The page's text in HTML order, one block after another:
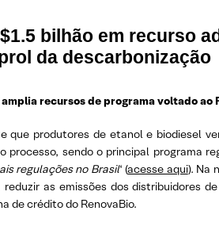
bilhão em recurso
da descarbonização
recursos de programa voltado ao
que produtores de etanol e biodiesel
processo, sendo o principal programa
regulações no Brasil‘ (acesse aqui). Na
as emissões dos distribuidores
de crédito do RenovaBio.